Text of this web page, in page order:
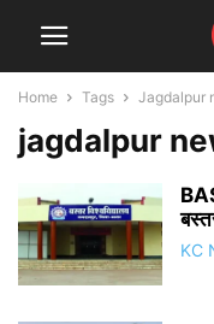
Home Tags Jagdalpur
jagdalpur
KC